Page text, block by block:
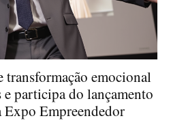
transformação emocional
e participa do lançamento
Empreendedor